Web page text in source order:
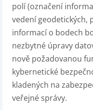
polí (označení
vedení geodetických,
informací o bodech
nezbytné úpravy
nově požadovanou
kybernetické
kladených na
veřejné správy.